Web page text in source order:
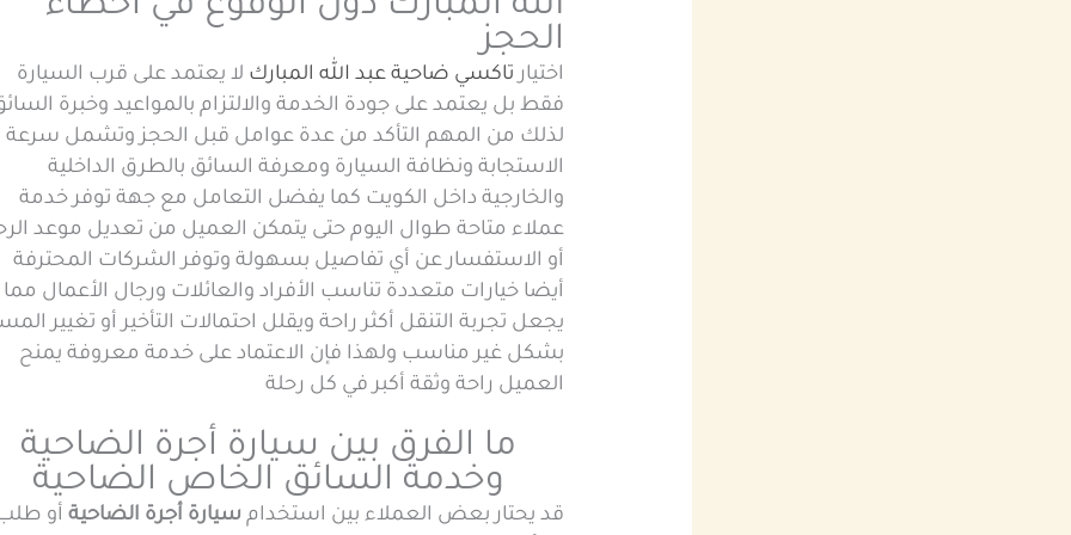
الحجز
اختيار تاكسي ضاحية عبد الله المبارك لا يعتمد على قرب السيارة
فقط بل يعتمد على جودة الخدمة والالتزام بالمواعيد وخبرة
لذلك من المهم التأكد من عدة عوامل قبل الحجز وتشمل سرعة
الاستجابة ونظافة السيارة ومعرفة السائق بالطرق الداخلية
والخارجية داخل الكويت كما يفضل التعامل مع جهة توفر خدمة
عملاء متاحة طوال اليوم حتى يتمكن العميل من تعديل موعد
أو الاستفسار عن أي تفاصيل بسهولة وتوفر الشركات المحترفة
أيضا خيارات متعددة تناسب الأفراد والعائلات ورجال الأعمال مما
يجعل تجربة التنقل أكثر راحة ويقلل احتمالات التأخير أو تغيير
بشكل غير مناسب ولهذا فإن الاعتماد على خدمة معروفة يمنح
العميل راحة وثقة أكبر في كل رحلة
ما الفرق بين سيارة أجرة الضاحية
وخدمة السائق الخاص الضاحية
قد يحتار بعض العملاء بين استخدام سيارة أجرة الضاحيةأو